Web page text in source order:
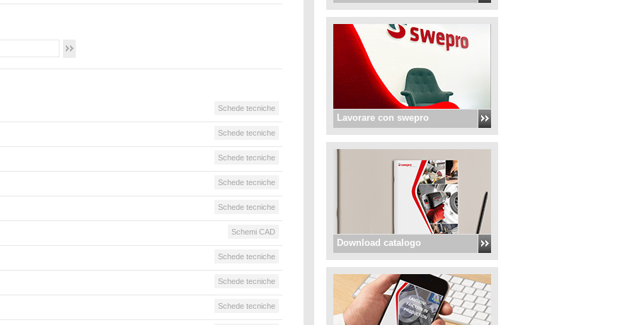
Lavorare con swepro
Download catalogo
Schede tecniche
Schede tecniche
Schede tecniche
Schede tecniche
Schede tecniche
Schemi CAD
Schede tecniche
Schede tecniche
Schede tecniche